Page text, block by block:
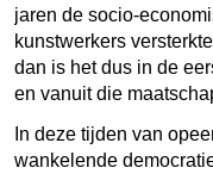
jaren de socio-
kunstwerkers
dan is het dus in de
en vanuit die
In deze tijden van
wankelende